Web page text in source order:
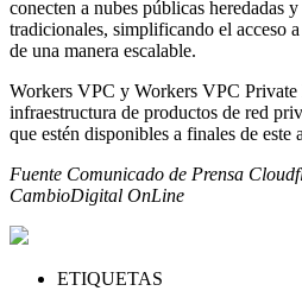
conecten a nubes públicas heredadas
tradicionales, simplificando el acceso
de una manera escalable.
Workers VPC y Workers VPC Private
infraestructura de productos de red
que estén disponibles a finales de este
Fuente Comunicado de Prensa
CambioDigital OnLine
ETIQUETAS